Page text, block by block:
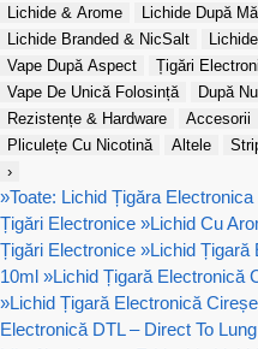
Lichide & Arome
Lichide După
Lichide Branded & NicSalt
Vape După Aspect
Țigări
Vape De Unică Folosință
După
Rezistențe & Hardware
Accesorii
Pliculețe Cu Nicotină
Altele
›
»Toate: Lichid Țigăra Electronica
Țigări Electronice »Lichid Cu
Țigări Electronice »Lichid Țigară
10ml »Lichid Țigară Electronică
»Lichid Țigară Electronică
Electronică DTL – Direct To